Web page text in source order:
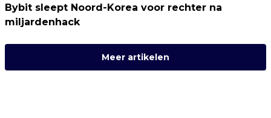
Bybit sleept Noord-Korea voor rechter na
miljardenhack
Meer artikelen